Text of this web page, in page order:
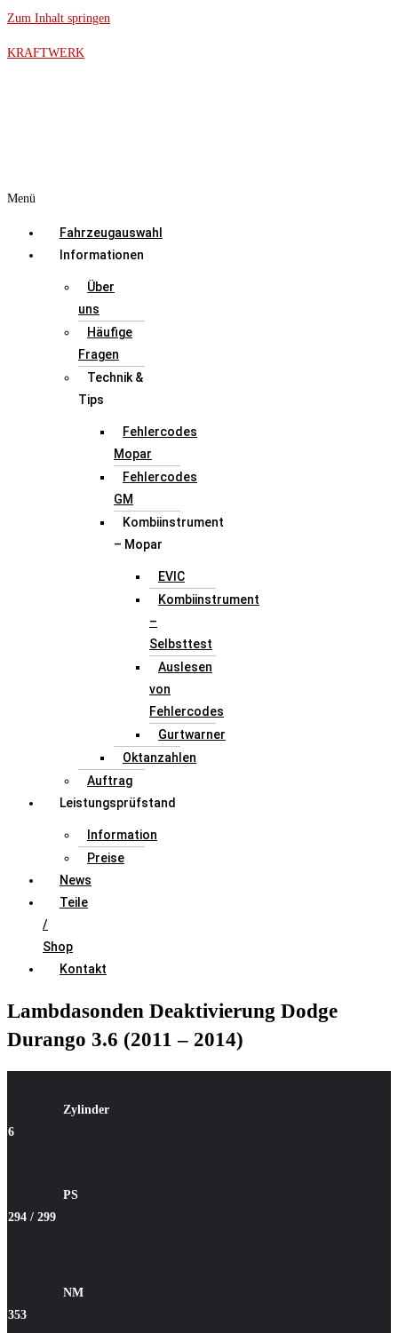
Zum Inhalt springen
KRAFTWERK
Menü
Fahrzeugauswahl
Informationen
Über
uns
Häufige
Fragen
Technik &
Tips
Fehlercodes
Mopar
Fehlercodes
GM
Kombiinstrument
– Mopar
EVIC
Kombiinstrument
–
Selbsttest
Auslesen
von
Fehlercodes
Gurtwarner
Oktanzahlen
Auftrag
Leistungsprüfstand
Information
Preise
News
Teile
/
Shop
Kontakt
Lambdasonden Deaktivierung Dodge
Durango 3.6 (2011 – 2014)
Zylinder
6
PS
294 / 299
NM
353